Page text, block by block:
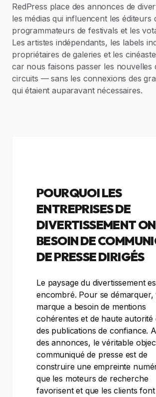
RedPress place des annonces de
les médias qui influencent les éditeurs
programmateurs de festivals et les
Les artistes indépendants, les labels
propriétaires de galeries et les
car nous faisons passer les nouvelles
circuits — sans les connexions des
qui étaient auparavant nécessaires.
POURQUOI LES
ENTREPRISES DE
DIVERTISSEMENT
BESOIN DE
DE PRESSE DIRIGÉS
Le paysage du divertissement
encombré. Pour se démarquer,
marque a besoin de mentions
cohérentes et de haute autorité
des publications de confiance.
des annonces, le véritable
communiqué de presse est de
construire une empreinte
que les moteurs de recherche
favorisent et que les clients font